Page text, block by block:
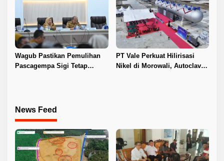
Wagub Pastikan Pemulihan
Pascagempa Sigi Tetap
PT Vale Perkuat Hilirisasi
Nikel di Morowali, Autoclave
News Feed